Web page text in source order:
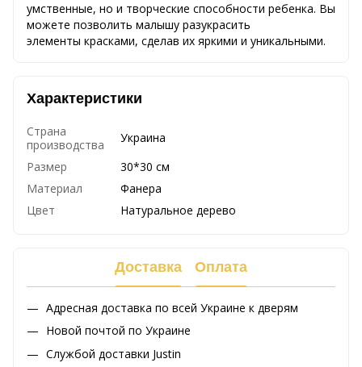
умственные, но и творческие способности ребенка. Вы
можете позволить малышу разукрасить
элементы красками, сделав их яркими и уникальными.
Характеристики
Страна
производства
Украина
Размер
30*30 см
Материал
Фанера
Цвет
Натуральное дерево
Доставка Оплата
Адресная доставка по всей Украине к дверям
Новой почтой по Украине
Службой доставки Justin